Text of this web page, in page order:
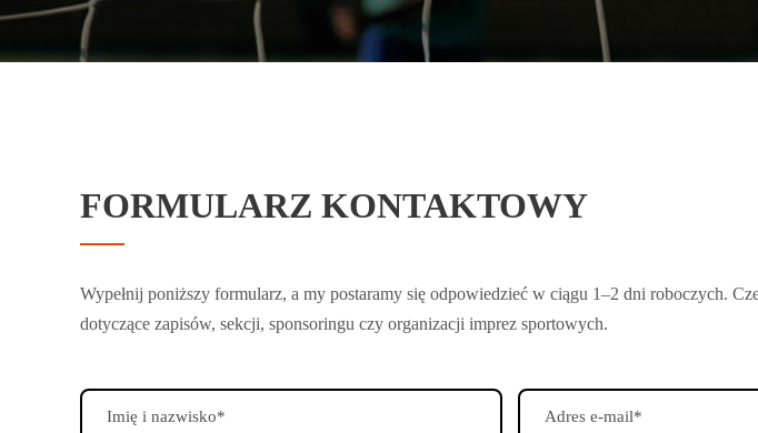
FORMULARZ KONTAKTOWY
Wypełnij poniższy formularz, a my postaramy się odpowiedzieć w ciągu 1–2 dni roboczych.
dotyczące zapisów, sekcji, sponsoringu czy organizacji imprez sportowych.